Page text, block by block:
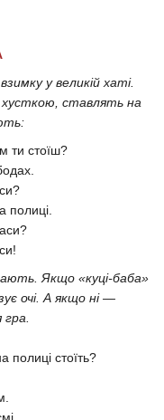
у великій хаті.
хусткою, ставлять на
стоїш?
Якщо «куці-баба»
очі. А якщо ні —
стоїть?